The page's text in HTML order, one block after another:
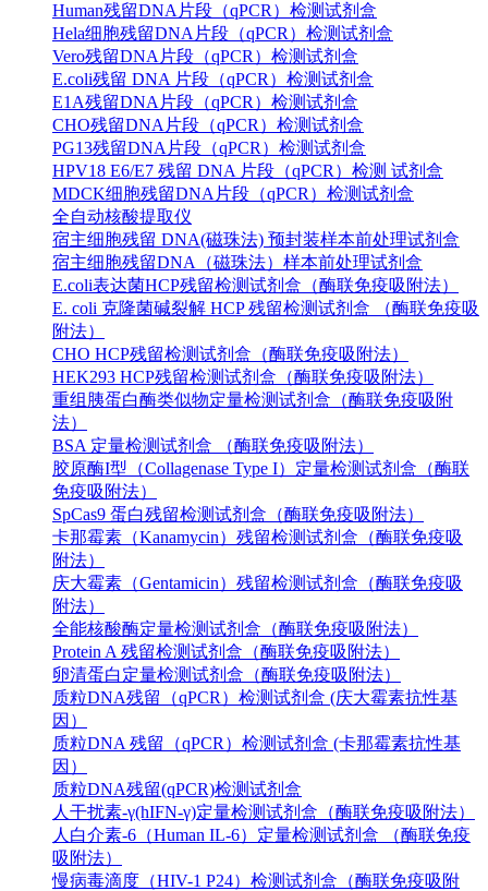
Human残留DNA片段（qPCR）检测试剂盒
Hela细胞残留DNA片段（qPCR）检测试剂盒
Vero残留DNA片段（qPCR）检测试剂盒
E.coli残留 DNA 片段（qPCR）检测试剂盒
E1A残留DNA片段（qPCR）检测试剂盒
CHO残留DNA片段（qPCR）检测试剂盒
PG13残留DNA片段（qPCR）检测试剂盒
HPV18 E6/E7 残留 DNA 片段（qPCR）检测 试剂盒
MDCK细胞残留DNA片段（qPCR）检测试剂盒
全自动核酸提取仪
宿主细胞残留 DNA(磁珠法) 预封装样本前处理试剂盒
宿主细胞残留DNA（磁珠法）样本前处理试剂盒
E.coli表达菌HCP残留检测试剂盒（酶联免疫吸附法）
E. coli 克隆菌碱裂解 HCP 残留检测试剂盒 （酶联免疫吸
附法）
CHO HCP残留检测试剂盒（酶联免疫吸附法）
HEK293 HCP残留检测试剂盒（酶联免疫吸附法）
重组胰蛋白酶类似物定量检测试剂盒（酶联免疫吸附
法）
BSA 定量检测试剂盒 （酶联免疫吸附法）
胶原酶I型（Collagenase Type I）定量检测试剂盒（酶联
免疫吸附法）
SpCas9 蛋白残留检测试剂盒（酶联免疫吸附法）
卡那霉素（Kanamycin）残留检测试剂盒（酶联免疫吸
附法）
庆大霉素（Gentamicin）残留检测试剂盒（酶联免疫吸
附法）
全能核酸酶定量检测试剂盒（酶联免疫吸附法）
Protein A 残留检测试剂盒（酶联免疫吸附法）
卵清蛋白定量检测试剂盒（酶联免疫吸附法）
质粒DNA残留（qPCR）检测试剂盒 (庆大霉素抗性基
因）
质粒DNA 残留（qPCR）检测试剂盒 (卡那霉素抗性基
因）
质粒DNA残留(qPCR)检测试剂盒
人干扰素-γ(hIFN-γ)定量检测试剂盒（酶联免疫吸附法）
人白介素-6（Human IL-6）定量检测试剂盒 （酶联免疫
吸附法）
慢病毒滴度（HIV-1 P24）检测试剂盒（酶联免疫吸附